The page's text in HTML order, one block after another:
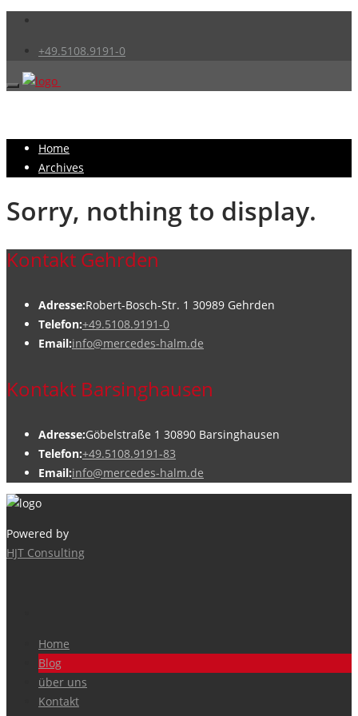
+49.5108.9191-0
Home
Archives
Sorry, nothing to display.
Kontakt Gehrden
Adresse:Robert-Bosch-Str. 1 30989 Gehrden
Telefon:+49.5108.9191-0
Email:info@mercedes-halm.de
Kontakt Barsinghausen
Adresse:Göbelstraße 1 30890 Barsinghausen
Telefon:+49.5108.9191-83
Email:info@mercedes-halm.de
Powered by
HJT Consulting
Home
Blog
über uns
Kontakt